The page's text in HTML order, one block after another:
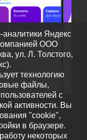
аналитики Яндекс
ООО
ул. Л. Толстого,
технологию
файлы,
с
активности. Вы
"cookie",
в браузере.
некоторых